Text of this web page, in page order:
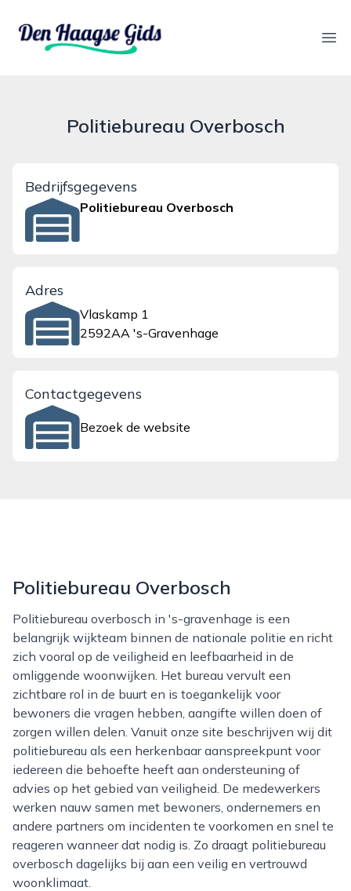
denhaagsegids.nl
Politiebureau Overbosch
Bedrijfsgegevens
Politiebureau Overbosch
Adres
Vlaskamp 1
2592AA 's-Gravenhage
Contactgegevens
Bezoek de website
Politiebureau Overbosch
Politiebureau overbosch in 's-gravenhage is een
belangrijk wijkteam binnen de nationale politie en richt
zich vooral op de veiligheid en leefbaarheid in de
omliggende woonwijken. Het bureau vervult een
zichtbare rol in de buurt en is toegankelijk voor
bewoners die vragen hebben, aangifte willen doen of
zorgen willen delen. Vanuit onze site beschrijven wij dit
politiebureau als een herkenbaar aanspreekpunt voor
iedereen die behoefte heeft aan ondersteuning of
advies op het gebied van veiligheid. De medewerkers
werken nauw samen met bewoners, ondernemers en
andere partners om incidenten te voorkomen en snel te
reageren wanneer dat nodig is. Zo draagt politiebureau
overbosch dagelijks bij aan een veilig en vertrouwd
woonklimaat.